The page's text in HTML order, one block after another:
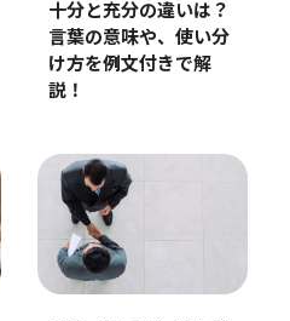
十分と充分の違いは？
言葉の意味や、使い分
け方を例文付きで解
説！